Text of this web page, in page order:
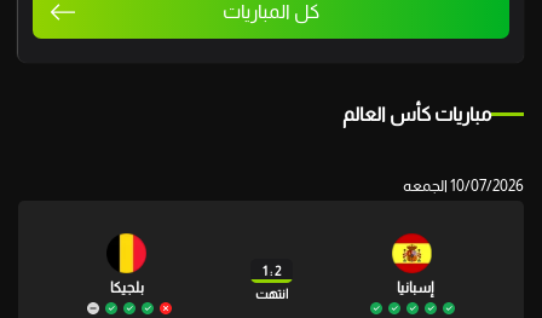
كل المباريات
مباريات كأس العالم
10/07/2026 الجمعه
إسبانيا
2 : 1
انتهت
بلجيكا